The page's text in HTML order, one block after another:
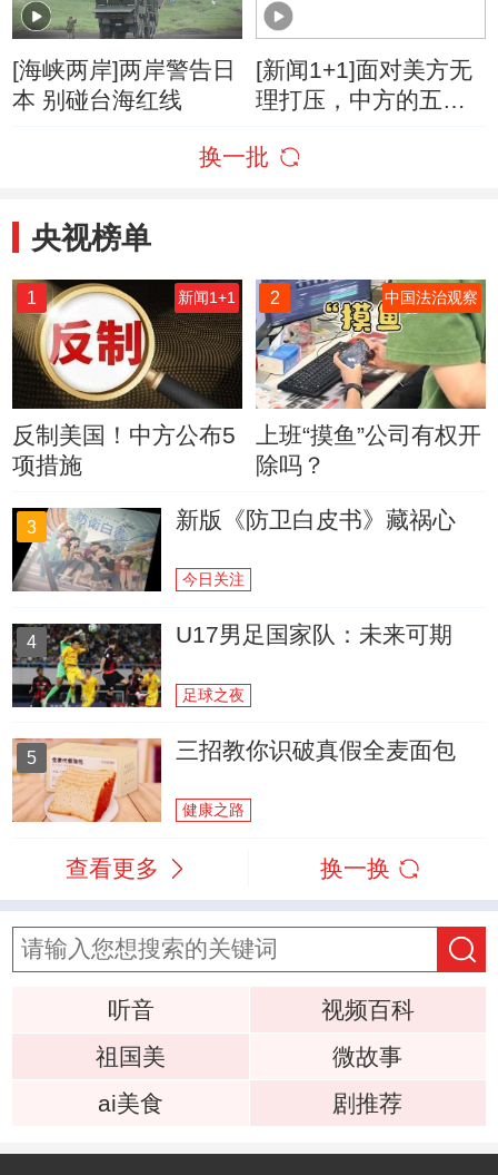
[海峡两岸]两岸警告日
本 别碰台海红线
[新闻1+1]面对美方无
理打压，中方的五项
换一批
央视榜单
1 新闻1+1
反制美国！中方公布5
项措施
2 中国法治观察
上班“摸鱼”公司有权开
除吗？
3 新版《防卫白皮书》藏祸心
今日关注
4 U17男足国家队：未来可期
足球之夜
5 三招教你识破真假全麦面包
健康之路
查看更多 换一换
听音
视频百科
祖国美
微故事
ai美食
剧推荐